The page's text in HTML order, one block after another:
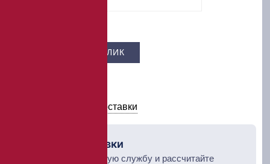
КУПИТЬ В 1 КЛИК
Условия оплаты и доставки
Рассчет доставки
Выберите курьерскую службу и рассчитайте